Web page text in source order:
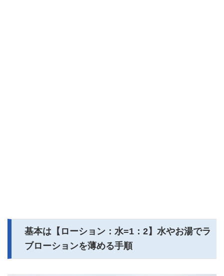
基本は【ローション：水=1：2】水やお湯でラ
ブローションを薄める手順